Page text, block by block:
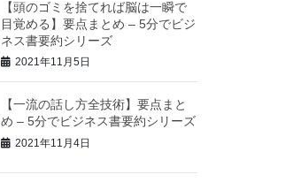
【頭のゴミを捨てれば脳は一瞬で
目覚める】要点まとめ – 5分でビジ
ネス書要約シリーズ
2021年11月5日
【一流の話し方全技術】要点まと
め – 5分でビジネス書要約シリーズ
2021年11月4日